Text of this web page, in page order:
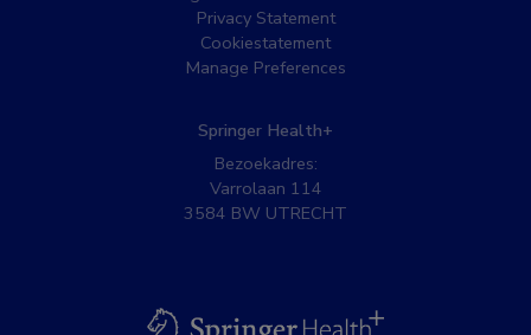
Privacy Statement
Cookiestatement
Manage Preferences
Springer Health+
Bezoekadres:
Varrolaan 114
3584 BW UTRECHT
BSL